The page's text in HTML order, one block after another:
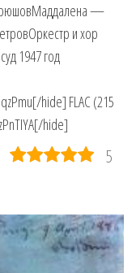
—
и хор
1947 год
hide] FLAC (215
hide]
5